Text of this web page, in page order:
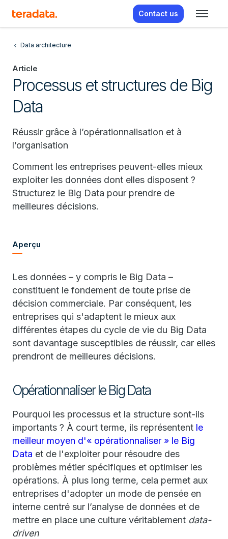
Contact us
Data architecture
Article
Processus et structures de Big
Data
Réussir grâce à l’opérationnalisation et à
l’organisation
Comment les entreprises peuvent-elles mieux
exploiter les données dont elles disposent ?
Structurez le Big Data pour prendre de
meilleures décisions.
Aperçu
Les données – y compris le Big Data –
constituent le fondement de toute prise de
décision commerciale. Par conséquent, les
entreprises qui s'adaptent le mieux aux
différentes étapes du cycle de vie du Big Data
sont davantage susceptibles de réussir, car elles
prendront de meilleures décisions.
Opérationnaliser le Big Data
Pourquoi les processus et la structure sont-ils
importants ? À court terme, ils représentent le
meilleur moyen d'« opérationnaliser » le Big
Data et de l'exploiter pour résoudre des
problèmes métier spécifiques et optimiser les
opérations. À plus long terme, cela permet aux
entreprises d'adopter un mode de pensée en
interne centré sur l’analyse de données et de
mettre en place une culture véritablement data-
driven